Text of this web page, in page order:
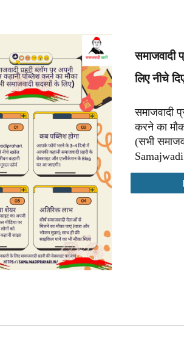
समाजवादी
लिए नीचे
समाजवादी
करने का
(सभी